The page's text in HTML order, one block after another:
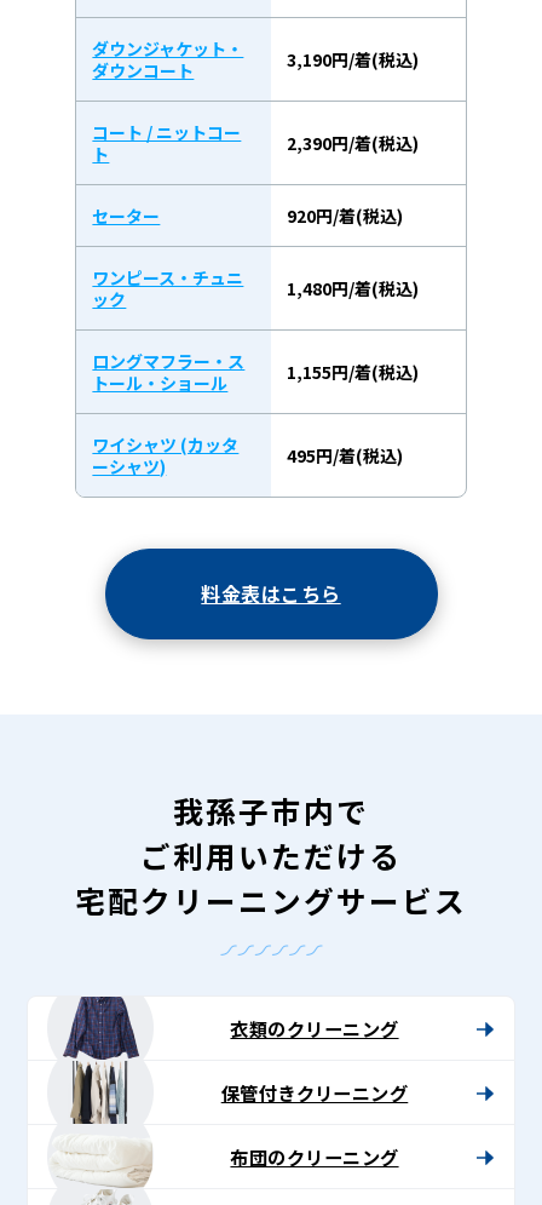
ダウンジャケット・
ダウンコート
3,190円/着(税込)
コート / ニットコー
ト
2,390円/着(税込)
セーター 920円/着(税込)
ワンピース・チュニ
ック
1,480円/着(税込)
ロングマフラー・ス
トール・ショール
1,155円/着(税込)
ワイシャツ (カッタ
ーシャツ)
495円/着(税込)
料金表はこちら
我孫子市内で
ご利用いただける
宅配クリーニングサービス
衣類のクリーニング
保管付きクリーニング
布団のクリーニング